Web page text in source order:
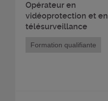
Opérateur en
vidéoprotection et en
télésurveillance
Formation qualifiante